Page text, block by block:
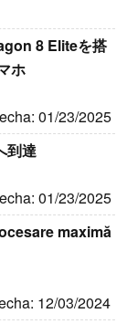
8 Eliteを搭
ホ
01/23/2025
到達
01/23/2025
maximă
12/03/2024